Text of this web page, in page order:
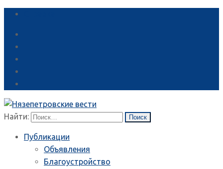
Найти:
Публикации
Объявления
Благоустройство